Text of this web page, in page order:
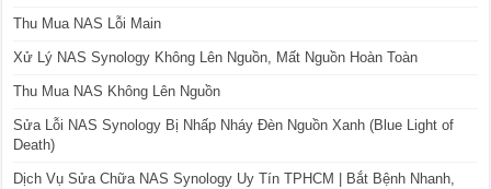
Thu Mua NAS Lỗi Main
Xử Lý NAS Synology Không Lên Nguồn, Mất Nguồn Hoàn Toàn
Thu Mua NAS Không Lên Nguồn
Sửa Lỗi NAS Synology Bị Nhấp Nháy Đèn Nguồn Xanh (Blue Light of
Death)
Dịch Vụ Sửa Chữa NAS Synology Uy Tín TPHCM | Bắt Bệnh Nhanh,